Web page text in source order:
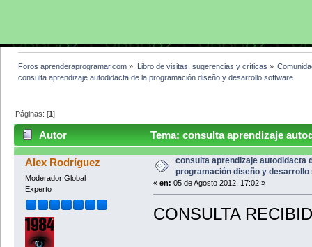
Foros aprenderaprogramar.com » Libro de visitas, sugerencias y críticas »
consulta aprendizaje autodidacta de la programación diseño y desarrollo software
Páginas: [1]
Autor
Tema: consulta aprendizaje
software (Leído 10382 veces)
Alex Rodríguez
Moderador Global
Experto
consulta aprendizaje autodidacta
programación diseño y desarrollo
« en: 05 de Agosto 2012, 17:02 »
CONSULTA